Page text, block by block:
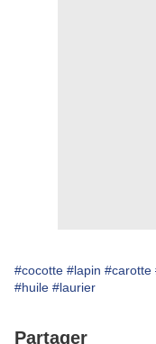
#cocotte #lapin #carotte
#huile #laurier
Partager